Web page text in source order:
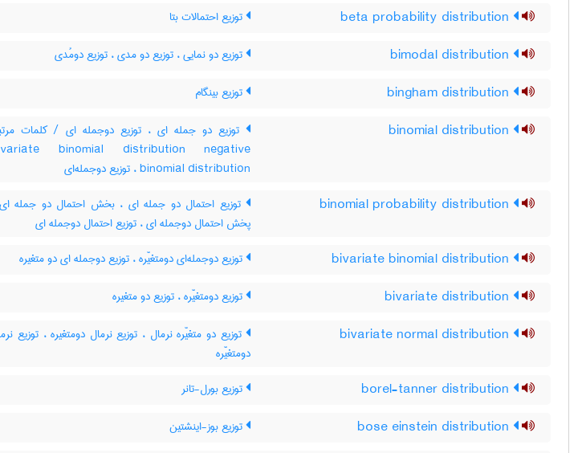
توزیع احتمالات بتا
توزیع دو نمایی ، توزیع دو مدی ، توزیع دومُدی
توزیع بینگام
توزیع دو جمله ای ، توزیع دوجمله ای / کلمات
binomial distribution negative
binomial distribution ، توزیع دوجمله‌ای
توزیع احتمال دو جمله ای ، بخش احتمال دو جمله
پخش احتمال دوجمله ای ، توزیع احتمال دوجمله ای
توزیع دوجمله‌ای دومتغیّره ، توزیع دوجمله ای دو متغیره
توزیع دومتغیّره ، توزیع دو متغیره
توزیع دو متغیّره نرمال ، توزیع نرمال دومتغیره ، توزیع
دومتغیّره
توزیع بورل-تانر
توزیع بوز-اینشتین